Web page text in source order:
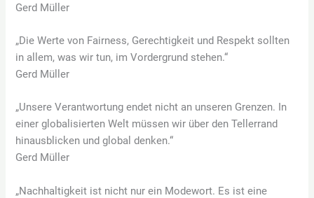
Gerd Müller
„Die Werte von Fairness, Gerechtigkeit und Respekt sollten
in allem, was wir tun, im Vordergrund stehen.“
Gerd Müller
„Unsere Verantwortung endet nicht an unseren Grenzen. In
einer globalisierten Welt müssen wir über den Tellerrand
hinausblicken und global denken.“
Gerd Müller
„Nachhaltigkeit ist nicht nur ein Modewort. Es ist eine